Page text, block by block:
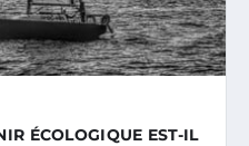
ÉCOLOGIQUE EST-IL